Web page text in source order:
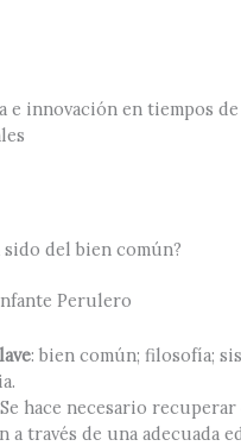
e innovación en tiempos de
sido del bien común?
Perulero
: bien común; filosofía;
hace necesario
a través de una adecuada